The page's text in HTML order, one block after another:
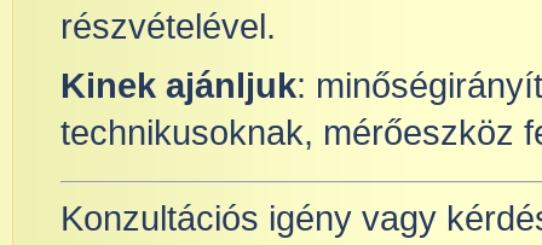
részvételével.
Kinek ajánljuk:
technikusoknak, mérőeszköz
Konzultációs igény vagy